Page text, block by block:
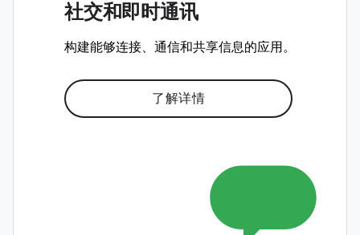
社交和即时通讯
构建能够连接、通信和共享信息的应用。
了解详情